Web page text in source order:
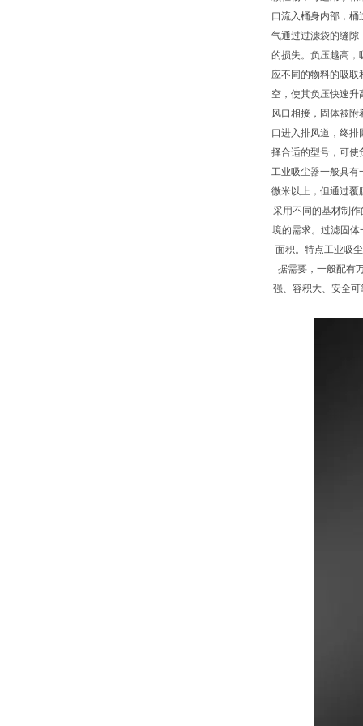
口流入桶身内部，
气通过过滤袋的缝隙
的损失。负压越高，
应不同的物
空，使其负压快速
风口相接，固体被
口进入排风道，终
择合适的型号，可使
工业吸尘器一般具有
微米以上，但通过覆
采用不同的基材制
境的需求。过滤固体
面积。特点工业吸
据需要，一般配有
强、容积大、安全